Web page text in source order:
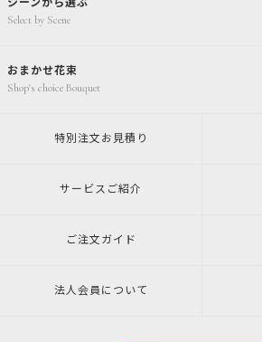
シーンから選ぶ
Select by Scene
おまかせ花束
Shop's choice Bouquet
特別注文 お見積り
サービスご紹介
ご注文ガイド
法人会員について